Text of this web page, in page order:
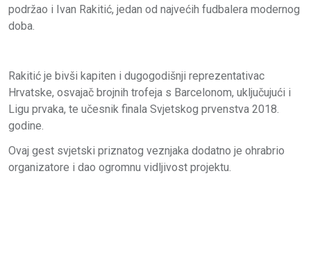
podržao i Ivan Rakitić, jedan od najvećih fudbalera modernog
doba.
Rakitić je bivši kapiten i dugogodišnji reprezentativac
Hrvatske, osvajač brojnih trofeja s Barcelonom, uključujući i
Ligu prvaka, te učesnik finala Svjetskog prvenstva 2018.
godine.
Ovaj gest svjetski priznatog veznjaka dodatno je ohrabrio
organizatore i dao ogromnu vidljivost projektu.